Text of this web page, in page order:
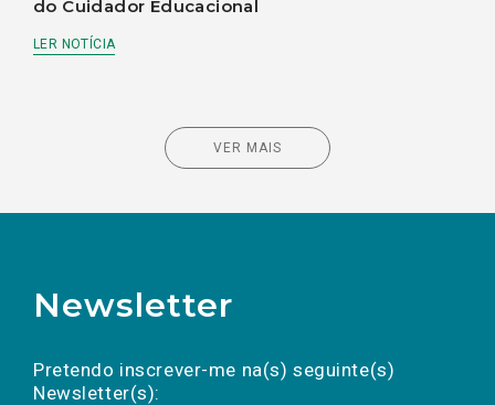
do Cuidador Educacional
LER NOTÍCIA
VER MAIS
Newsletter
Pretendo inscrever-me na(s) seguinte(s)
Newsletter(s):
a(s) newsletter(s).
mail